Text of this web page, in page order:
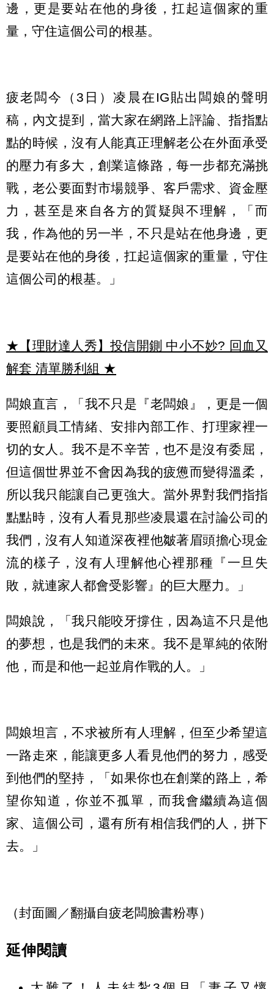
邊，更是要站在他的身後，扛起這個家的重
量，守住這個公司的根基。
疲老闆今（3日）凌晨在IG貼出闆娘的聲明
稿，內文提到，當大家在網路上評論、指指點
點的時候，沒有人能真正理解老公在外面承受
的壓力有多大，創業這條路，每一步都充滿挑
戰，老公要面對市場競爭、客戶需求、資金壓
力，甚至是來自各方的質疑與不理解，「而
我，作為他的另一半，不只是站在他身邊，更
是要站在他的身後，扛起這個家的重量，守住
這個公司的根基。」
★【理財達人秀】投信開鍘 中小不妙? 回血又
解套 清單勝利組 ★
闆娘直言，「我不只是『老闆娘』，更是一個
要照顧員工情緒、安排內部工作、打理家裡一
切的女人。我不是不辛苦，也不是沒有委屈，
但這個世界並不會因為我的疲憊而變得溫柔，
所以我只能讓自己更強大。當外界對我們指指
點點時，沒有人看見那些凌晨還在討論公司的
我們，沒有人知道深夜裡他皺著眉頭擔心現金
流的樣子，沒有人理解他心裡那種『一旦失
敗，就連家人都會受影響』的巨大壓力。」
闆娘說，「我只能咬牙撐住，因為這不只是他
的夢想，也是我們的未來。我不是單純的依附
他，而是和他一起並肩作戰的人。」
闆娘坦言，不求被所有人理解，但至少希望這
一路走來，能讓更多人看見他們的努力，感受
到他們的堅持，「如果你也在創業的路上，希
望你知道，你並不孤單，而我會繼續為這個
家、這個公司，還有所有相信我們的人，拼下
去。」
（封面圖／翻攝自疲老闆臉書粉專）
延伸閱讀